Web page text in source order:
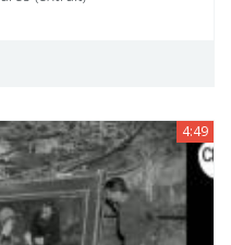
4:49